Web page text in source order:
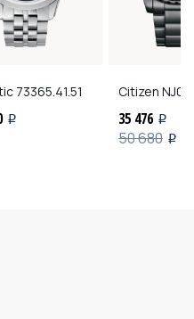
73365.41.51
i
Citizen
35 476 i
50 680 i